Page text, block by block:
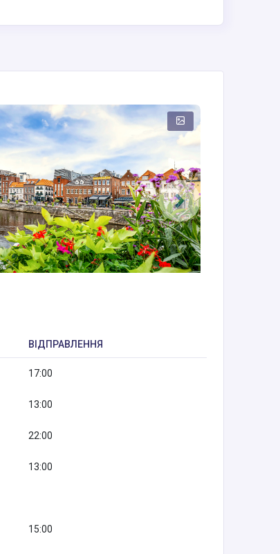
ВІДПРАВЛЕННЯ
17:00
13:00
22:00
13:00
15:00